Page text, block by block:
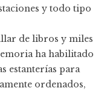
y todo tipo
de libros y miles
ha habilitado
estanterías para
ordenados,